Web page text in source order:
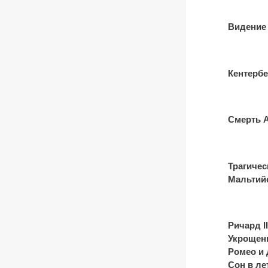
Видение
Смерть
Ричард
Ромео и
Сон в